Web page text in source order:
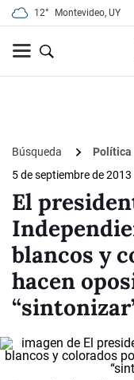
12° Montevideo, UY
Búsqueda
Política
5 de septiembre de 2013
El
blancos y
hacen